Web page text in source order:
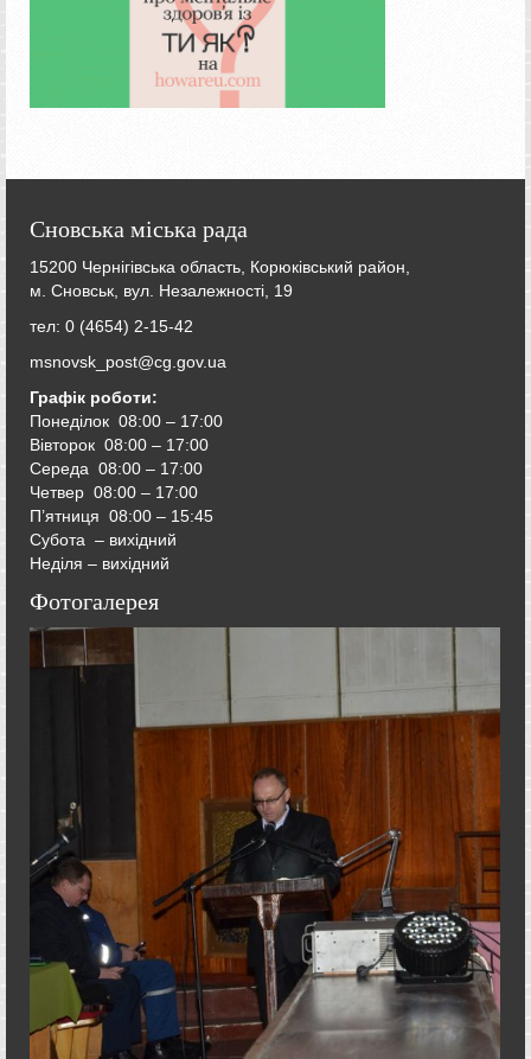
Сновська міська рада
15200 Чернігівська область, Корюківський район,
м. Сновськ, вул. Незалежності, 19
тел: 0 (4654) 2-15-42
msnovsk_post@cg.gov.ua
Графік роботи:
Понеділок 08:00 – 17:00
Вівторок 08:00 – 17:00
Середа 08:00 – 17:00
Четвер 08:00 – 17:00
П’ятниця 08:00 – 15:45
Субота – вихідний
Неділя – вихідний
Фотогалерея